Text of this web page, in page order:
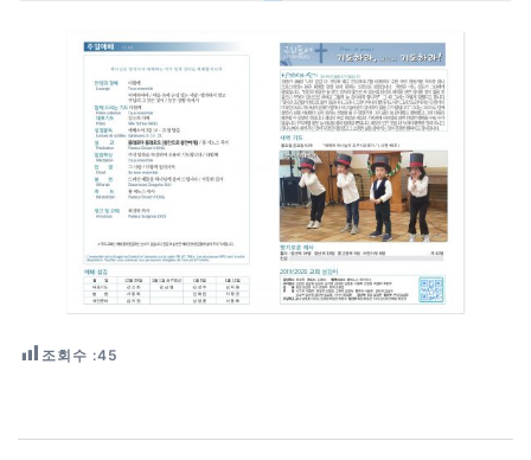
조회수 :45
Post navigation